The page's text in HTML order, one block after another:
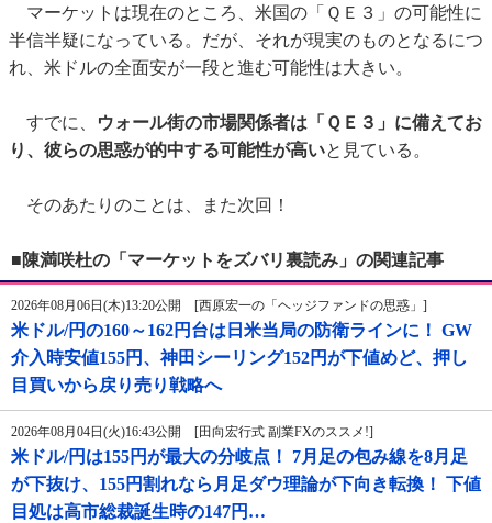
マーケットは現在のところ、米国の「ＱＥ３」の可能性に
半信半疑になっている。だが、それが現実のものとなるにつ
れ、米ドルの全面安が一段と進む可能性は大きい。
すでに、
ウォール街の市場関係者は「ＱＥ３」に備えてお
り、彼らの思惑が的中する可能性が高いと見ている。
そのあたりのことは、また次回！
■陳満咲杜の「マーケットをズバリ裏読み」の関連記事
2026年08月06日(木)13:20公開 [西原宏一の「ヘッジファンドの思惑」]
米ドル/円の160～162円台は日米当局の防衛ラインに！ GW
介入時安値155円、神田シーリング152円が下値めど、押し
目買いから戻り売り戦略へ
2026年08月04日(火)16:43公開 [田向宏行式 副業FXのススメ!]
米ドル/円は155円が最大の分岐点！ 7月足の包み線を8月足
が下抜け、155円割れなら月足ダウ理論が下向き転換！ 下値
目処は高市総裁誕生時の147円…